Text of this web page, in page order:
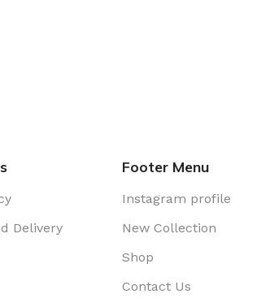
Delivery
Footer Menu
Instagram profile
New Collection
Shop
Contact Us